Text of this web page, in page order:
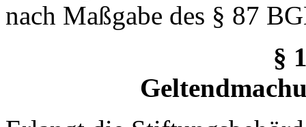
nach Maßgabe des § 87
§